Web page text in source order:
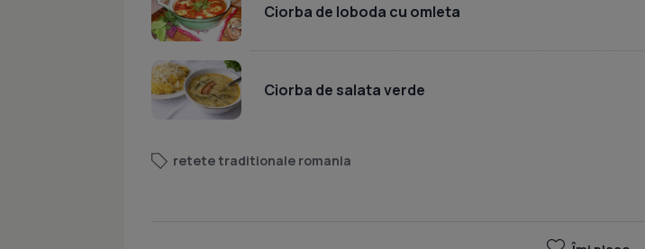
Ciorba de loboda cu omleta
Ciorba de salata verde
retete traditionale romania